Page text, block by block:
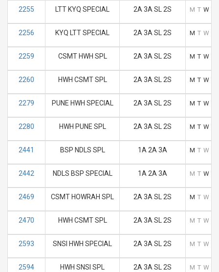
2255 LTT KYQ SPECIAL 2A 3A SL 2S M T W
2256 KYQ LTT SPECIAL 2A 3A SL 2S M T W
2259 CSMT HWH SPL 2A 3A SL 2S M T W
2260 HWH CSMT SPL 2A 3A SL 2S M T W
2279 PUNE HWH SPECIAL 2A 3A SL 2S M T W
2280 HWH PUNE SPL 2A 3A SL 2S M T W
2441 BSP NDLS SPL 1A 2A 3A M T W
2442 NDLS BSP SPECIAL 1A 2A 3A M T W
2469 CSMT HOWRAH SPL 2A 3A SL 2S M T W
2470 HWH CSMT SPL 2A 3A SL 2S M T W
2593 SNSI HWH SPECIAL 2A 3A SL 2S M T W
2594 HWH SNSI SPL 2A 3A SL 2S M T W